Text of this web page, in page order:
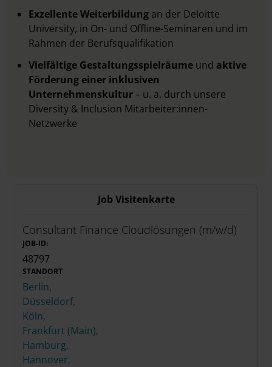
Exzellente Weiterbildung an der Deloitte
University, in On- und Offline-Seminaren und im
Rahmen der Berufsqualifikation
Vielfältige Gestaltungsspielräume und aktive
Förderung einer inklusiven
Unternehmenskultur – u. a. durch unsere
Diversity & Inclusion Mitarbeiter:innen-
Netzwerke
Job Visitenkarte
Consultant Finance Cloudlösungen (m/w/d)
JOB-ID:
48797
STANDORT
Berlin,
Düsseldorf,
Köln,
Frankfurt (Main),
Hamburg,
Hannover,